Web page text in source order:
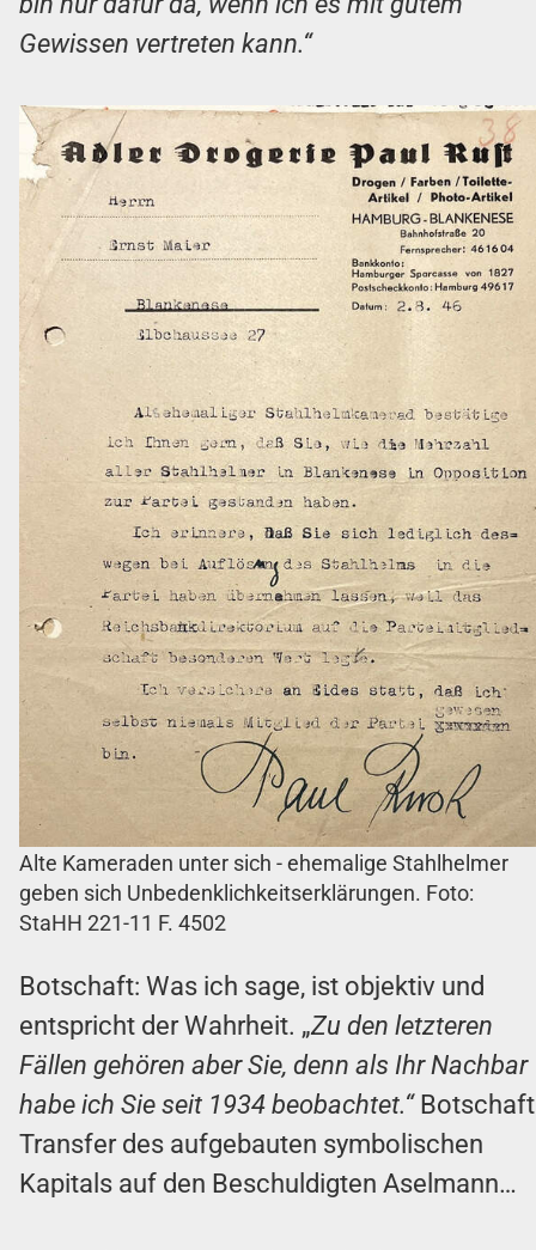
Gewissen vertreten kann.“
Alte Kameraden unter sich - ehemalige Stahlhelmer
geben sich Unbedenklichkeitserklärungen. Foto:
StaHH 221-11 F. 4502
Botschaft: Was ich sage, ist objektiv und
entspricht der Wahrheit. „Zu den letzteren
Fällen gehören aber Sie, denn als Ihr Nachbar
habe ich Sie seit 1934 beobachtet.“
Transfer des aufgebauten symbolischen
Kapitals auf den Beschuldigten Aselmann…